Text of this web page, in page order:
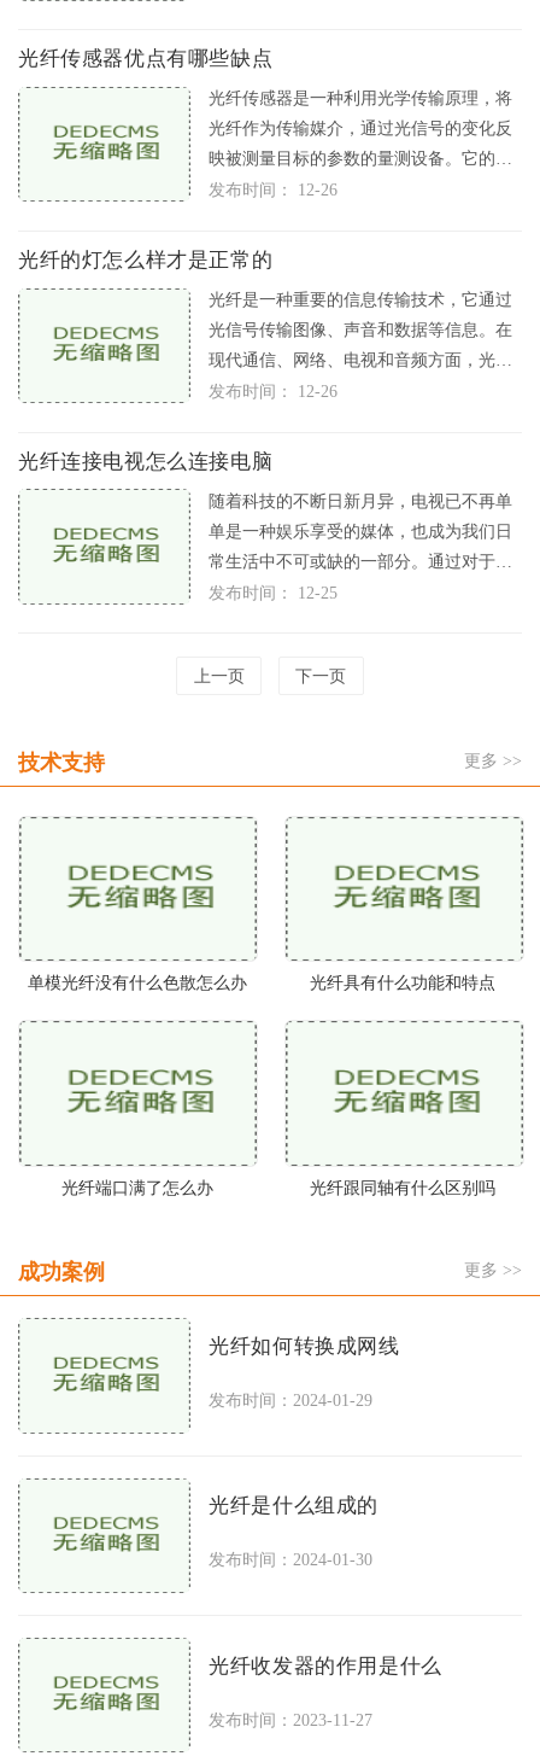
光纤传感器优点有哪些缺点
光纤传感器是一种利用光学传输原理，将
光纤作为传输媒介，通过光信号的变化反
映被测量目标的参数的量测设备。它的工
作原理是利用光纤传输光信号，
发布时间： 12-26
光纤的灯怎么样才是正常的
光纤是一种重要的信息传输技术，它通过
光信号传输图像、声音和数据等信息。在
现代通信、网络、电视和音频方面，光纤
已经广泛应用。在光纤通信系统
发布时间： 12-26
光纤连接电视怎么连接电脑
随着科技的不断日新月异，电视已不再单
单是一种娱乐享受的媒体，也成为我们日
常生活中不可或缺的一部分。通过对于电
视连接电脑的技术的不断升级改
发布时间： 12-25
上一页 下一页
技术支持 更多 >>
单模光纤没有什么色散怎么办 光纤具有什么功能和特点
光纤端口满了怎么办 光纤跟同轴有什么区别吗
成功案例 更多 >>
光纤如何转换成网线
发布时间：2024-01-29
光纤是什么组成的
发布时间：2024-01-30
光纤收发器的作用是什么
发布时间：2023-11-27